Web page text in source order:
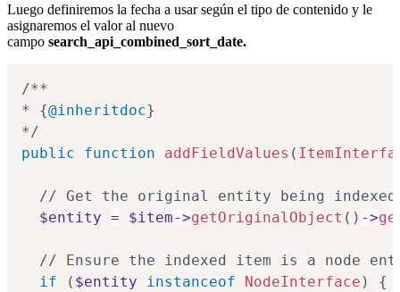
Luego definiremos la fecha a usar según el tipo de contenido y le
asignaremos el valor al nuevo
campo search_api_combined_sort_date.
/**
* {@inheritdoc}
*/
public
function addFieldValues (
// Get the original entity being
$entity = $item->getOriginalObject ( ) ->
// Ensure the indexed item is a node
if
( $entity instanceof NodeInterface )
{